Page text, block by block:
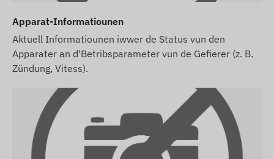
verschidde Parameteren oder d'Verpakung vum
Produkt ouni Viravis ze änneren -
d'Aktualiséierung vun den Donnéeën op eiser
Websäit geschitt no der Erkennung an der
Evaluatioun vun den Ännerungen.
Apparat-Informatiounen
Aktuell Informatiounen iwwer de Status vun den
Apparater an d'Betribsparameter vun de Gefierer (z. B.
Zündung, Vitess).